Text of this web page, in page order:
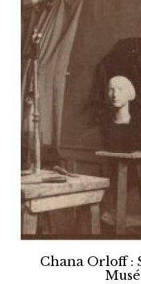
Chana Orloff :